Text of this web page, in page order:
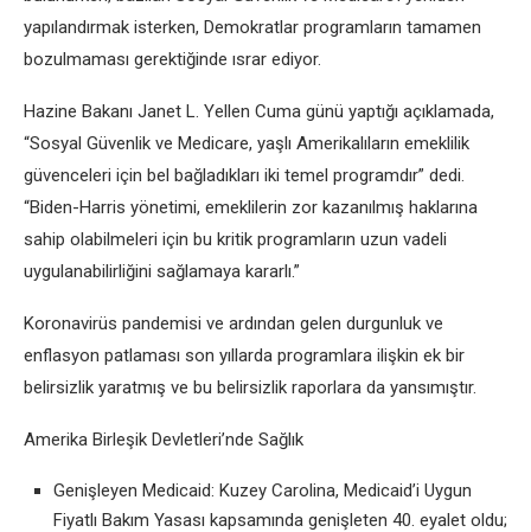
yapılandırmak isterken, Demokratlar programların tamamen
bozulmaması gerektiğinde ısrar ediyor.
Hazine Bakanı Janet L. Yellen Cuma günü yaptığı açıklamada,
“Sosyal Güvenlik ve Medicare, yaşlı Amerikalıların emeklilik
güvenceleri için bel bağladıkları iki temel programdır” dedi.
“Biden-Harris yönetimi, emeklilerin zor kazanılmış haklarına
sahip olabilmeleri için bu kritik programların uzun vadeli
uygulanabilirliğini sağlamaya kararlı.”
Koronavirüs pandemisi ve ardından gelen durgunluk ve
enflasyon patlaması son yıllarda programlara ilişkin ek bir
belirsizlik yaratmış ve bu belirsizlik raporlara da yansımıştır.
Amerika Birleşik Devletleri’nde Sağlık
Genişleyen Medicaid: Kuzey Carolina, Medicaid’i Uygun
Fiyatlı Bakım Yasası kapsamında genişleten 40. eyalet oldu;